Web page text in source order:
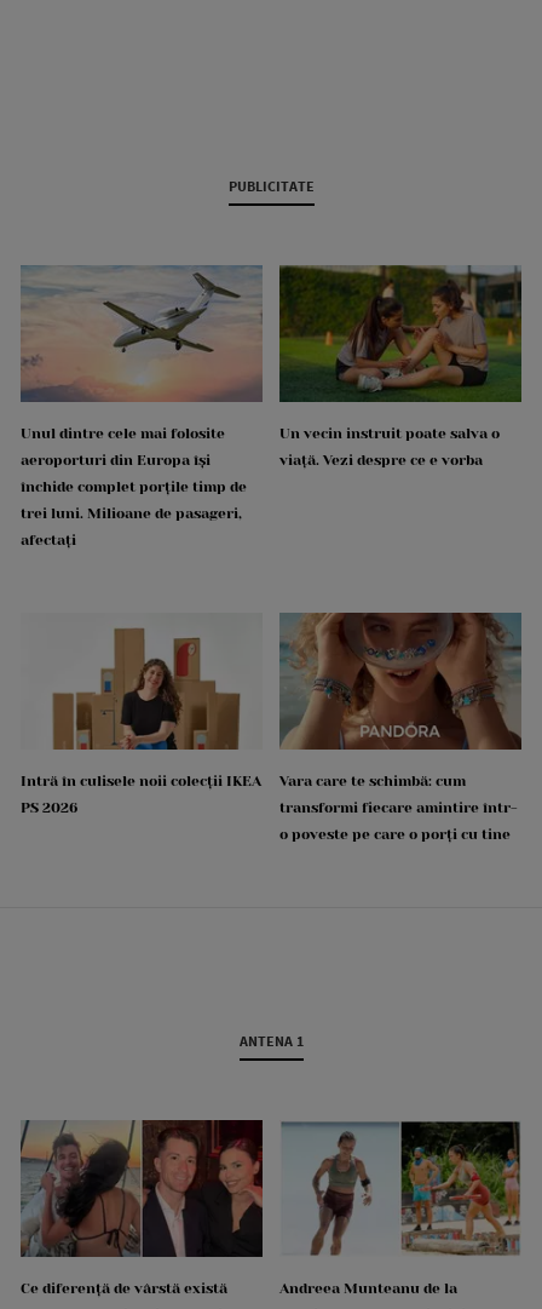
PUBLICITATE
Unul dintre cele mai folosite
aeroporturi din Europa își
închide complet porțile timp de
trei luni. Milioane de pasageri,
afectați
Un vecin instruit poate salva o
viață. Vezi despre ce e vorba
Intră în culisele noii colecții IKEA
PS 2026
Vara care te schimbă: cum
transformi fiecare amintire într-
o poveste pe care o porți cu tine
ANTENA 1
Ce diferență de vârstă există
Andreea Munteanu de la